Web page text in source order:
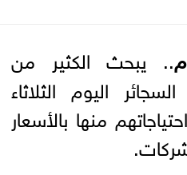
.. يبحث الكثير من
اليوم الثلاثاء
لتدبير احتياجاتهم منها بالأسعار